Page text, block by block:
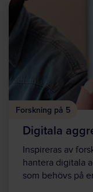
Forskning på 5
Digitala
Inspireras av
hantera digitala
som behövs på